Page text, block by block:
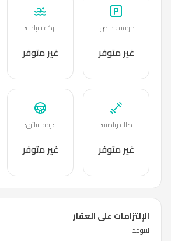
موقف خاص:
غير متوفر
بركة سباحة:
غير متوفر
صالة رياضية:
غير متوفر
غرفة سائق:
غير متوفر
الإلتزامات على العقار
لايوجد